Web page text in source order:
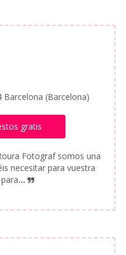
Barcelona (Barcelona)
gratis
Fotograf somos una
necesitar para vuestra
...